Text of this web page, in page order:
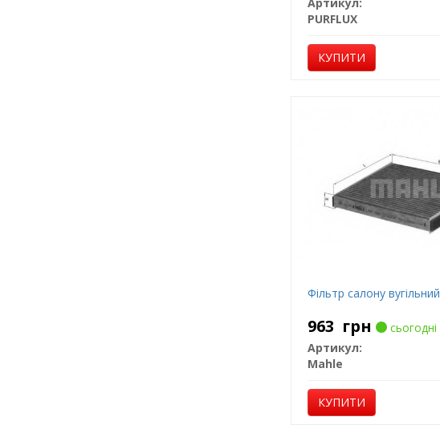
PURFLUX
КУПИТИ
Фільтр салону вугільний
963 грн
сьогодні
Артикул:
Mahle
КУПИТИ